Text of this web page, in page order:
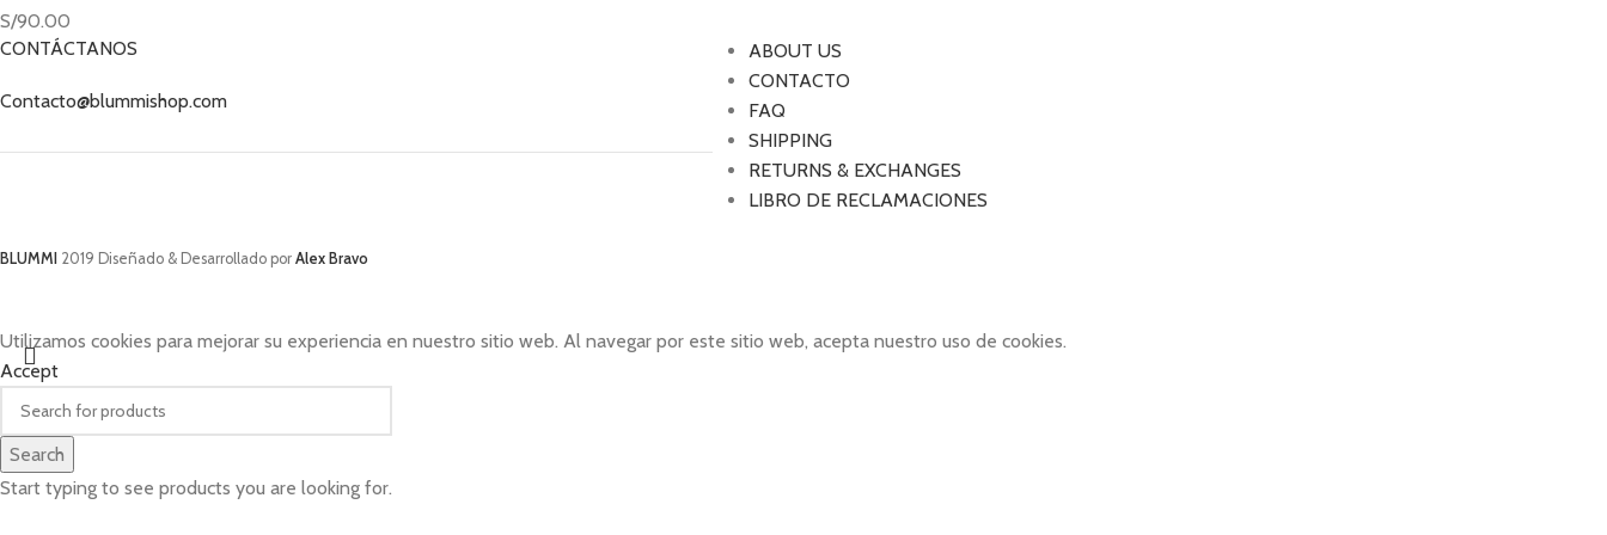
S/90.00
CONTÁCTANOS
Contacto@blummishop.com
ABOUT US
CONTACTO
FAQ
SHIPPING
RETURNS & EXCHANGES
LIBRO DE RECLAMACIONES
BLUMMI 2019 Diseñado & Desarrollado por Alex Bravo
Search
Start typing to see products you are looking for.
Utilizamos cookies para mejorar su experiencia en nuestro sitio web. Al navegar por este sitio web, acepta nuestro uso de cookies.
Accept